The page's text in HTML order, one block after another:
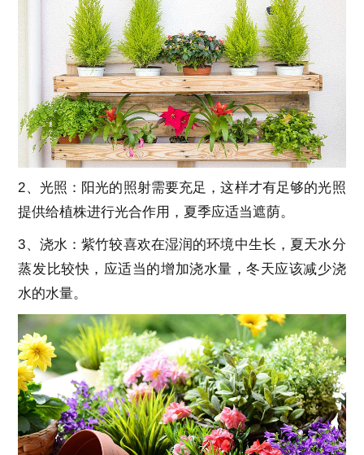
2、光照：阳光的照射需要充足，这样才有足够的光照
提供给植株进行光合作用，夏季应适当遮荫。
3、浇水：紫竹较喜欢在湿润的环境中生长，夏天水分
蒸发比较快，应适当的增加浇水量，冬天应该减少浇
水的水量。